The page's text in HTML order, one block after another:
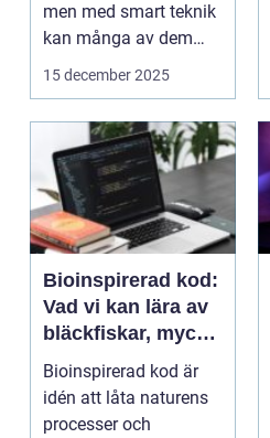
men med smart teknik
kan många av dem
f&o...
15 december 2025
Bioinspirerad kod:
Vad vi kan lära av
bläckfiskar, mycel
och mossa när vi
bygger nya system
Bioinspirerad kod är
idén att låta naturens
processer och